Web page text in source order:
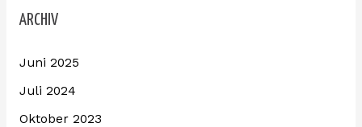
ARCHIV
Juni 2025
Juli 2024
Oktober 2023